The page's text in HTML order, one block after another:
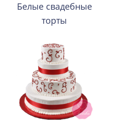
Белые свадебные
торты